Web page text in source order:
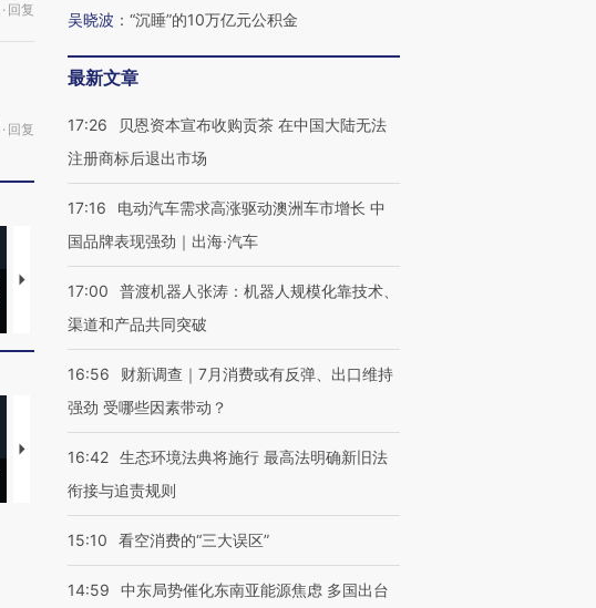
· 回复
· 回复
马航飞行员跨国走私7万
粒摇头丸 尿检体内含3种
视线｜HYROX的吸金
术：是什么让中产们甘
心“花钱找虐”？
泽连斯基密集出访美英 索
【推广】走进第四届链博
会，让数智科技“链”接产
【特别呈现】寻找100种
【商旅对话】华住集团
CFO：不靠规模取胜，华
吴晓波 ： “沉睡”的10万亿元公积金
最新文章
17:26
贝恩资本宣布收购贡茶 在中国大陆无法
注册商标后退出市场
17:16
电动汽车需求高涨驱动澳洲车市增长 中
国品牌表现强劲｜出海·汽车
17:00
普渡机器人张涛：机器人规模化靠技术、
渠道和产品共同突破
16:56
财新调查｜7月消费或有反弹、出口维持
强劲 受哪些因素带动？
16:42 生态环境法典将施行 最高法明确新旧法
衔接与追责规则
15:10 看空消费的“三大误区”
14:59
中东局势催化东南亚能源焦虑 多国出台